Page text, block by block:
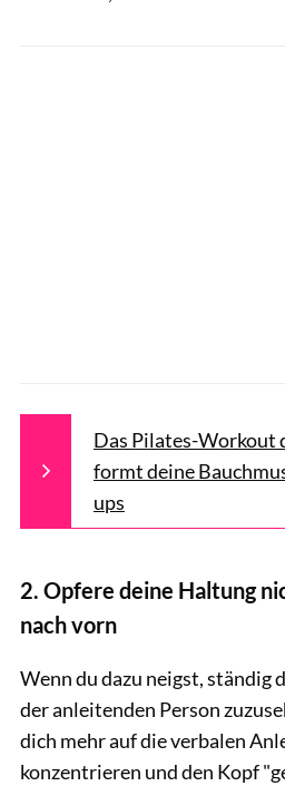
Das Pilates-Workout
formt deine
ups
2. Opfere deine Haltung
nach vorn
Wenn du dazu neigst, ständig
der anleitenden Person
dich mehr auf die verbalen
konzentrieren und den Kopf